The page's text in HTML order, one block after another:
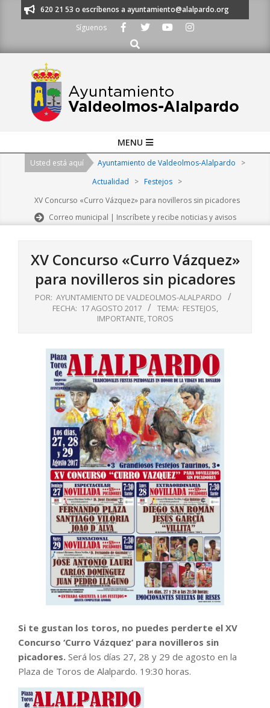
al 91 620 21 53 o escríbenos a ayuntamiento@alalpardo.org
Síguenos
Buscar
Navigation
MENU
Usted está aquí Ayuntamiento de Valdeolmos-Alalpardo
>
Actualidad
> Festejos
>
XV Concurso «Curro Vázquez» para novilleros sin picadores
Correo municipal | Inscríbete y recibe noticias y avisos
XV Concurso «Curro Vázquez»
para novilleros sin picadores
POR: AYUNTAMIENTO DE VALDEOLMOS-ALALPARDO
FECHA: 17 AGOSTO 2017 TEMA: FESTEJOS,
IMPORTANTE,TOROS
Si te gustan los toros, no puedes perderte el XV
Concurso ‘Curro Vázquez’ para novilleros sin
picadores. Será los días 27, 28 y 29 de agosto en la
Plaza de Toros de Alalpardo. 19:30 horas.